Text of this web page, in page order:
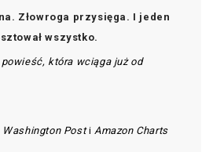
Złowroga przysięga. I jeden
wszystko.
która wciąga już od
Washington PostiAmazon Charts